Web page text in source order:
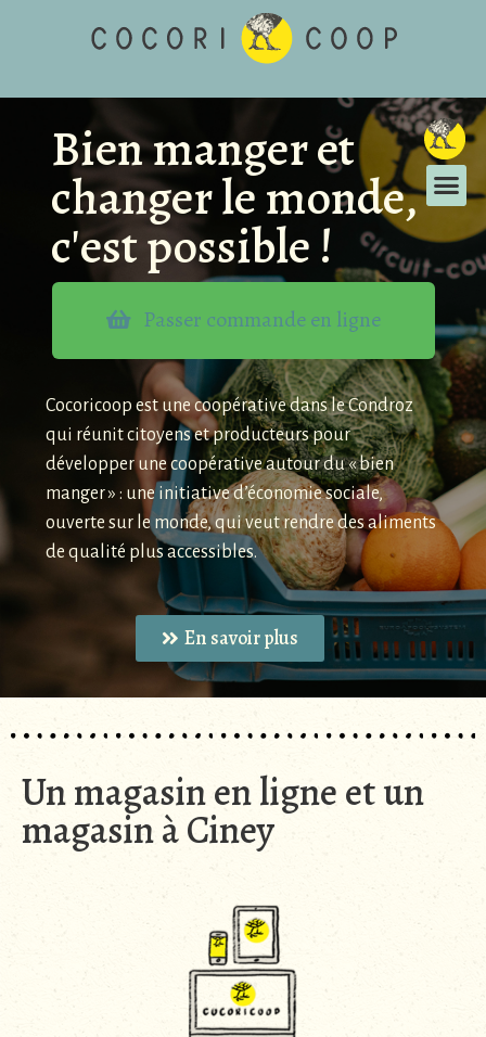
Bien manger et
changer le monde,
c'est possible !
Passer commande en ligne
Cocoricoop est une coopérative dans le Condroz
qui réunit citoyens et producteurs pour
développer une coopérative autour du « bien
manger » : une initiative d’économie sociale,
ouverte sur le monde, qui veut rendre des aliments
de qualité plus accessibles.
En savoir plus
Un magasin en ligne et un
magasin à Ciney